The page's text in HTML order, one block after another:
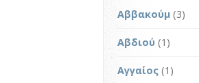
Αββακούμ (3)
Αβδιού (1)
Αγγαίος (1)